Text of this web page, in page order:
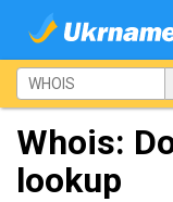
Whois:
lookup